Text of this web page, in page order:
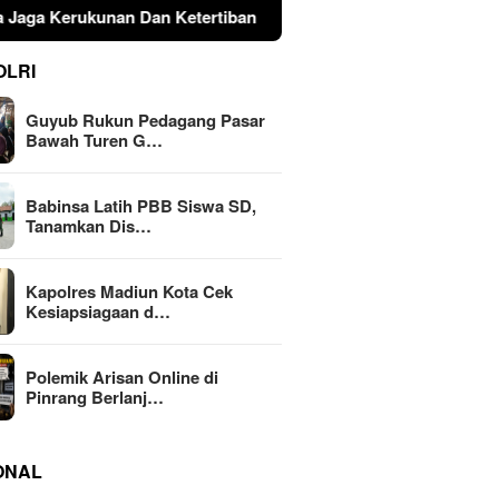
Ketertiban Pasar Babinsa Latih PBB Siswa SD,
Guyub Rukun Pedagang Pasar
Bawah Turen G…
Babinsa Latih PBB Siswa SD,
Tanamkan Dis…
Kapolres Madiun Kota Cek
Kesiapsiagaan d…
Polemik Arisan Online di
Pinrang Berlanj…